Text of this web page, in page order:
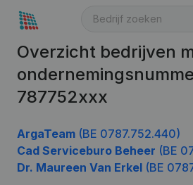
Overzicht bedrijven
787752xxx
ArgaTeam (BE 0787.752.440)
Cad Serviceburo Beheer (BE
Dr. Maureen Van Erkel (BE